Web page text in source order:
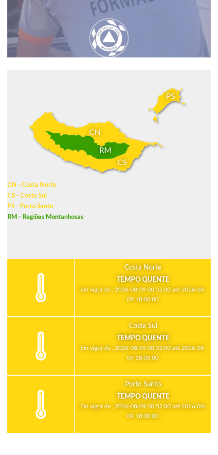
CN
CS
PS
RM
CN - Costa Norte
CS - Costa Sul
PS - Porto Santo
RM - Regiões Montanhosas
Costa Norte
TEMPO QUENTE
Em vigor de , 2026-08-09 00:52:00 até 2026-08-
09 18:00:00
Costa Sul
TEMPO QUENTE
Em vigor de , 2026-08-09 00:52:00 até 2026-08-
09 18:00:00
Porto Santo
TEMPO QUENTE
Em vigor de , 2026-08-09 00:52:00 até 2026-08-
09 18:00:00